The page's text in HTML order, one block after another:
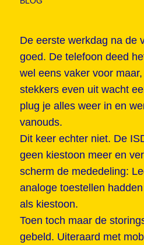
De eerste werkdag na de
goed. De telefoon deed
wel eens vaker voor
stekkers even uit wacht
plug je alles weer in en
vanouds.
Dit keer echter niet. De
geen kiestoon meer en
scherm de mededeling:
analoge toestellen
als kiestoon.
Toen toch maar de
gebeld. Uiteraard met